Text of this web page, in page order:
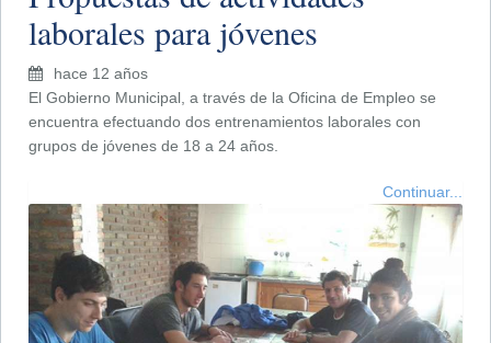
laborales para jóvenes
hace 12 años
El Gobierno Municipal, a través de la Oficina de Empleo se
encuentra efectuando dos entrenamientos laborales con
grupos de jóvenes de 18 a 24 años.
Continuar...